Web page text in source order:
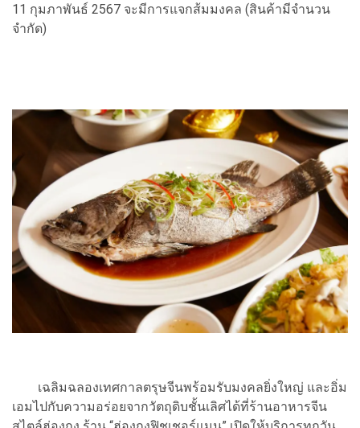
11 กุมภาพันธ์ 2567 จะมีการแจกส้มมงคล (สินค้ามีจำนวน
จำกัด)
เฉลิมฉลองเทศกาลตรุษจีนพร้อมรับมงคลยิ่งใหญ่ และอิ่ม
เอมไปกับความอร่อยจากวัตถุดิบชั้นเลิศได้ที่ร้านอาหารจีน